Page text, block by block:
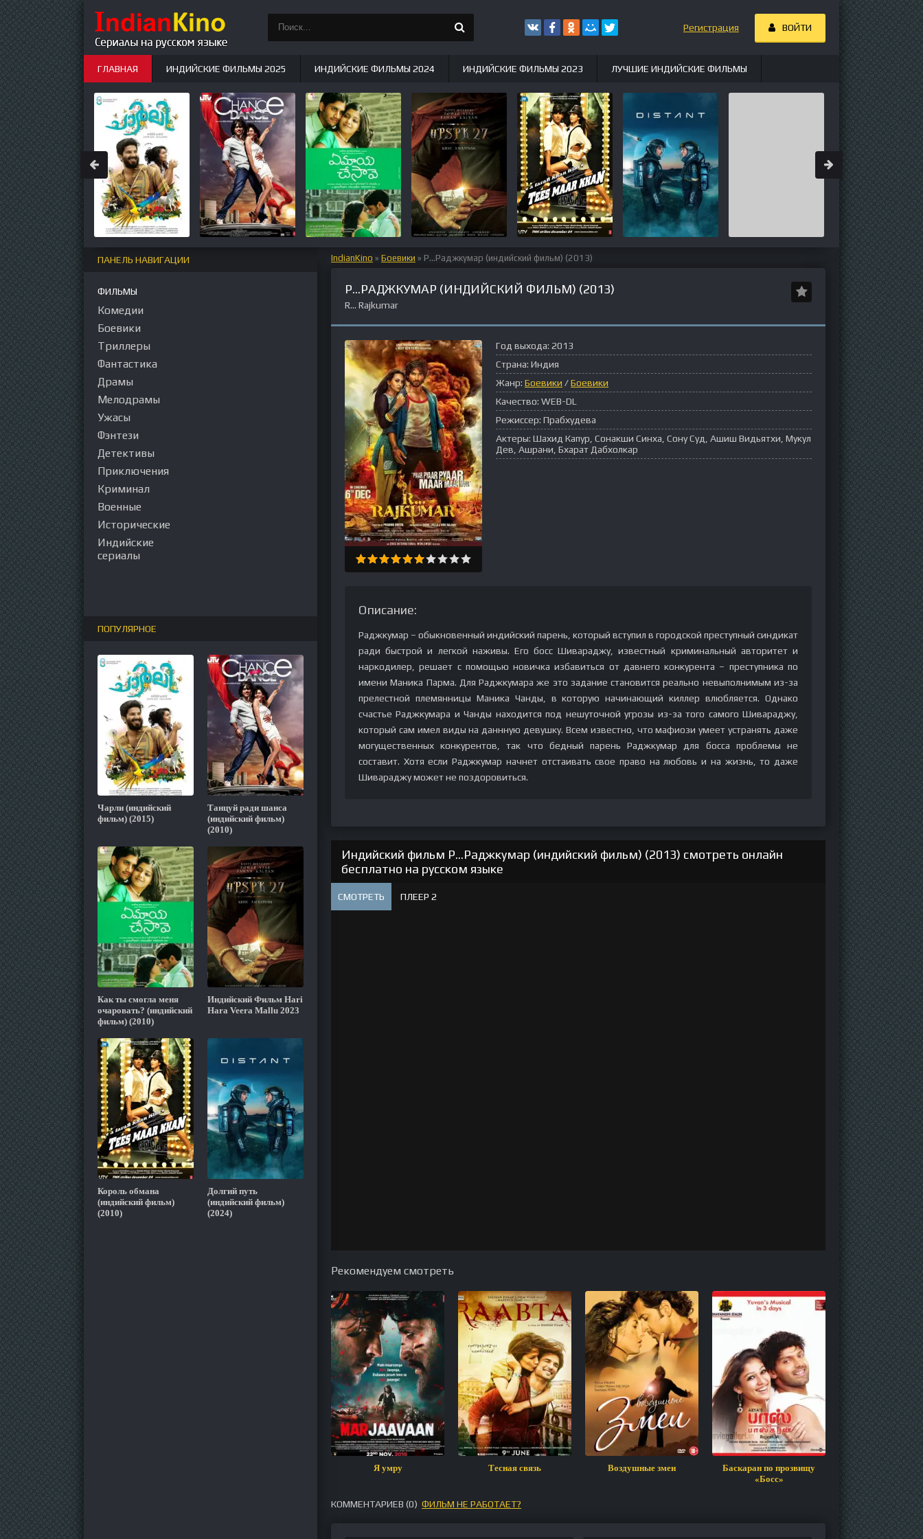
IndianKino » Боевики » Р...Раджкумар (индийский фильм) (2013)
Р...РАДЖКУМАР (ИНДИЙСКИЙ ФИЛЬМ) (2013)
R... Rajkumar
Год выхода: 2013
Страна: Индия
Жанр: Боевики /Боевики
Качество: WEB-DL
Режиссер: Прабхудева
Актеры: Шахид Капур, Сонакши Синха, Сону Суд, Ашиш Видьятхи, Мукул
Дев, Ашрани, Бхарат Дабхолкар
Описание:
Раджкумар – обыкновенный индийский парень, который вступил в городской преступный синдикат
ради быстрой и легкой наживы. Его босс Шивараджу, известный криминальный авторитет и
наркодилер, решает с помощью новичка избавиться от давнего конкурента – преступника по
имени Маника Парма. Для Раджкумара же это задание становится реально невыполнимым из-за
прелестной племянницы Маника Чанды, в которую начинающий киллер влюбляется. Однако
счастье Раджкумара и Чанды находится под нешуточной угрозы из-за того самого Шивараджу,
который сам имел виды на даннную девушку. Всем известно, что мафиози умеет устранять даже
могущественных конкурентов, так что бедный парень Раджкумар для босса проблемы не
составит. Хотя если Раджкумар начнет отстаивать свое право на любовь и на жизнь, то даже
Шивараджу может не поздоровиться.
Индийский фильм Р...Раджкумар (индийский фильм) (2013) смотреть онлайн
бесплатно на русском языке
СМОТРЕТЬ ПЛЕЕР 2
Рекомендуем смотреть
Я умру Тесная связь Воздушные змеи
Баскаран по прозвищу
«Босс»
Прыжок
КОММЕНТАРИЕВ (0) ФИЛЬМ НЕ РАБОТАЕТ?
ПАНЕЛЬ НАВИГАЦИИ
ФИЛЬМЫ
Комедии
Боевики
Триллеры
Фантастика
Драмы
Мелодрамы
Ужасы
Фэнтези
Детективы
Приключения
Криминал
Военные
Исторические
Индийские
сериалы
ПОПУЛЯРНОЕ
Чарли (индийский
фильм) (2015)
Танцуй ради шанса
(индийский фильм)
(2010)
Как ты смогла меня
очаровать? (индийский
фильм) (2010)
Индийский Фильм Hari
Hara Veera Mallu 2023
Король обмана
(индийский фильм)
(2010)
Долгий путь
(индийский фильм)
(2024)
Регистрация ВОЙТИ
ГЛАВНАЯ ИНДИЙСКИЕ ФИЛЬМЫ 2025 ИНДИЙСКИЕ ФИЛЬМЫ 2024 ИНДИЙСКИЕ ФИЛЬМЫ 2023 ЛУЧШИЕ ИНДИЙСКИЕ ФИЛЬМЫ
ИНДИЙСКИЕ СЕРИАЛЫ НОВЫЕ